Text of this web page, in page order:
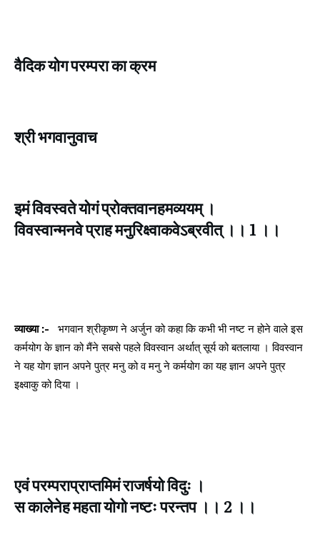
वैदिक योग परम्परा का क्रम
श्री भगवानुवाच
इमं विवस्वते योगं प्रोक्तवानहमव्ययम्‌ ।
विवस्वान्मनवे प्राह मनुरिक्ष्वाकवेऽब्रवीत्‌ ।। 1 ।।
व्याख्या :-
भगवान श्रीकृष्ण ने अर्जुन को कहा कि कभी भी नष्ट न होने वाले इस
कर्मयोग के ज्ञान को मैंने सबसे पहले विवस्वान अर्थात् सूर्य को बतलाया । विवस्वान
ने यह योग ज्ञान अपने पुत्र मनु को व मनु ने कर्मयोग का यह ज्ञान अपने पुत्र
इक्ष्वाकु को दिया ।
एवं परम्पराप्राप्तमिमं राजर्षयो विदुः ।
स कालेनेह महता योगो नष्टः परन्तप ।। 2 ।।